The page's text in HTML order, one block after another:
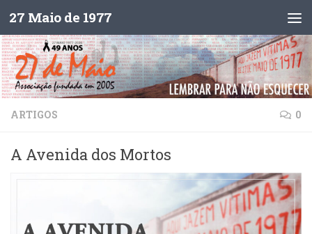
Skip to content
27 Maio de 1977
ARTIGOS 0
A Avenida dos Mortos